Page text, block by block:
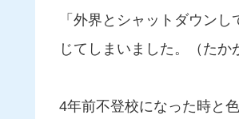
「外界とシャットダウン
じてしまいました。（たか
4年前不登校になった時と